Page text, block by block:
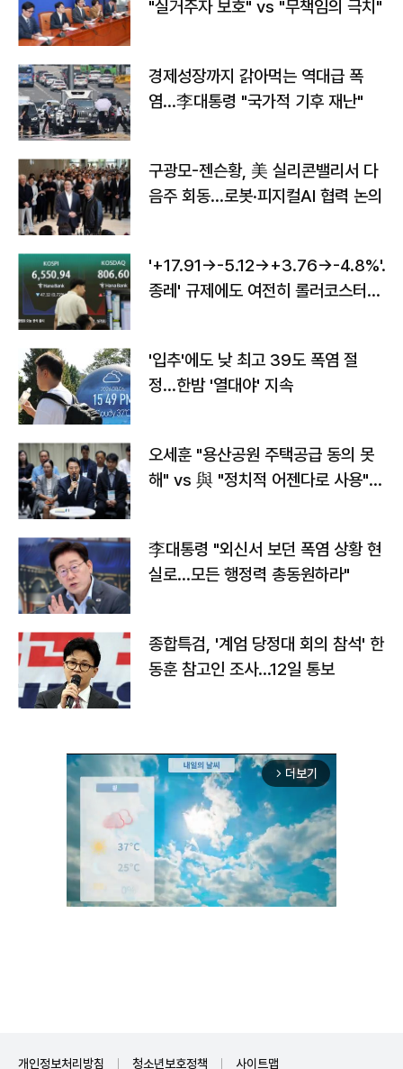
"실거주자 보호" vs "무책임의 극치"
경제성장까지 갉아먹는 역대급 폭
염…李대통령 "국가적 기후 재난"
구광모-젠슨황, 美 실리콘밸리서 다
음주 회동…로봇·피지컬AI 협력 논의
'+17.91→-5.12→+3.76→-4.8%'…'
종레' 규제에도 여전히 롤러코스터
'입추'에도 낮 최고 39도 폭염 절
정…한밤 '열대야' 지속
오세훈 "용산공원 주택공급 동의 못
해" vs 與 "정치적 어젠다로 사용"
李대통령 "외신서 보던 폭염 상황 현
실로…모든 행정력 총동원하라"
종합특검, '계엄 당정대 회의 참석' 한
동훈 참고인 조사...12일 통보
arrow_forward_ios 더보기
개인정보처리방침 청소년보호정책 사이트맵